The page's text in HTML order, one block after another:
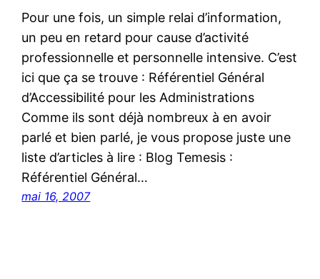
Pour une fois, un simple relai d’information,
un peu en retard pour cause d’activité
professionnelle et personnelle intensive. C’est
ici que ça se trouve : Référentiel Général
d’Accessibilité pour les Administrations
Comme ils sont déjà nombreux à en avoir
parlé et bien parlé, je vous propose juste une
liste d’articles à lire : Blog Temesis :
Référentiel Général…
mai 16, 2007